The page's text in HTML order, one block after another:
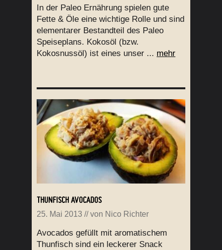
In der Paleo Ernährung spielen gute
Fette & Öle eine wichtige Rolle und sind
elementarer Bestandteil des Paleo
Speiseplans. Kokosöl (bzw.
Kokosnussöl) ist eines unser ... mehr
THUNFISCH AVOCADOS
25. Mai 2013 // von Nico Richter
Avocados gefüllt mit aromatischem
Thunfisch sind ein leckerer Snack